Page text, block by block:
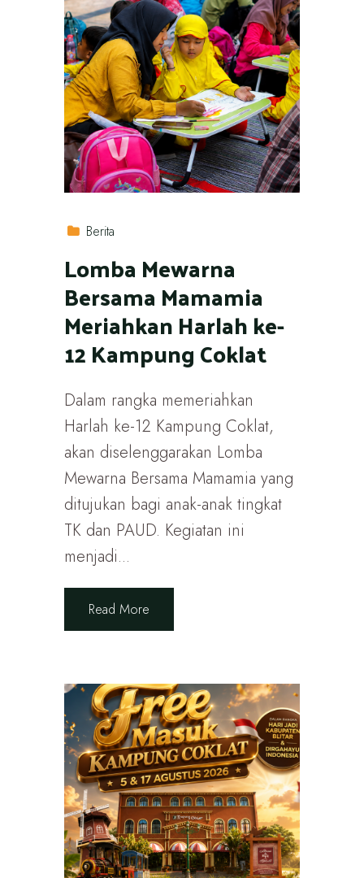
Berita
Lomba Mewarna
Bersama Mamamia
Meriahkan Harlah ke-
12 Kampung Coklat
Dalam rangka memeriahkan
Harlah ke-12 Kampung Coklat,
akan diselenggarakan Lomba
Mewarna Bersama Mamamia yang
ditujukan bagi anak-anak tingkat
TK dan PAUD. Kegiatan ini
menjadi...
Read More